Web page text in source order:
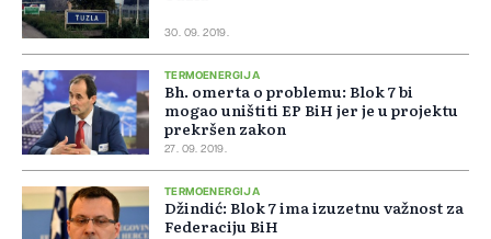
30. 09. 2019.
TERMOENERGIJA
Bh. omerta o problemu: Blok 7 bi
mogao uništiti EP BiH jer je u projektu
prekršen zakon
27. 09. 2019.
TERMOENERGIJA
Džindić: Blok 7 ima izuzetnu važnost za
Federaciju BiH